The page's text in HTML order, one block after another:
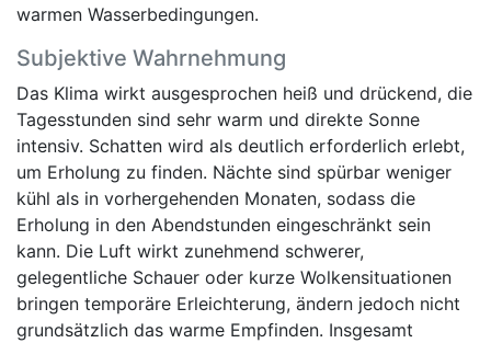
warmen Wasserbedingungen.
Subjektive Wahrnehmung
Das Klima wirkt ausgesprochen heiß und drückend, die
Tagesstunden sind sehr warm und direkte Sonne
intensiv. Schatten wird als deutlich erforderlich erlebt,
um Erholung zu finden. Nächte sind spürbar weniger
kühl als in vorhergehenden Monaten, sodass die
Erholung in den Abendstunden eingeschränkt sein
kann. Die Luft wirkt zunehmend schwerer,
gelegentliche Schauer oder kurze Wolkensituationen
bringen temporäre Erleichterung, ändern jedoch nicht
grundsätzlich das warme Empfinden. Insgesamt